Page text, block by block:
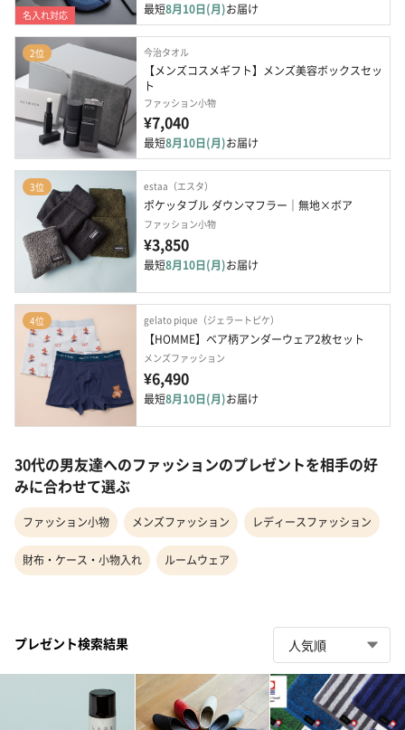
名入れ対応 最短8月10日(月)お届け
2位 今治タオル
【メンズコスメギフト】メンズ美容ボックスセッ
ト
ファッション小物
¥7,040
最短8月10日(月)お届け
3位 estaa（エスタ）
ポケッタブル ダウンマフラー｜無地×ボア
ファッション小物
¥3,850
最短8月10日(月)お届け
4位 gelato pique（ジェラートピケ）
【HOMME】ベア柄アンダーウェア2枚セット
メンズファッション
¥6,490
最短8月10日(月)お届け
30代の男友達へのファッションのプレゼントを相手の好
みに合わせて選ぶ
ファッション小物 メンズファッション レディースファッション
財布・ケース・小物入れ ルームウェア
プレゼント検索結果